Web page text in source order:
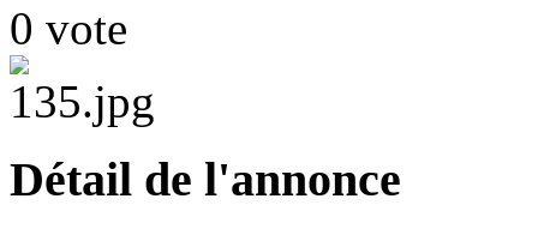
0 vote
Détail de l'annonce